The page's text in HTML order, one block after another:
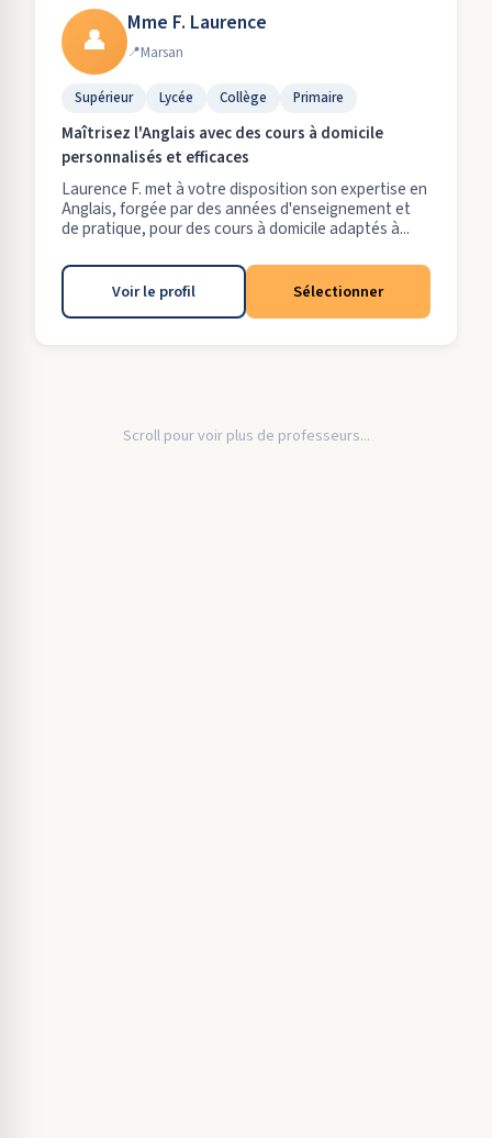
👤 Mme F. Laurence
Marsan
Supérieur Lycée Collège Primaire
Maîtrisez l'Anglais avec des cours à domicile
personnalisés et efficaces
Laurence F. met à votre disposition son expertise en
Anglais, forgée par des années d'enseignement et
de pratique, pour des cours à domicile adaptés à...
Voir le profil Sélectionner
Scroll pour voir plus de professeurs...